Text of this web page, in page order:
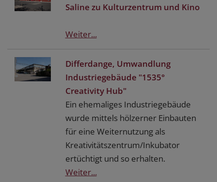
Saline zu Kulturzentrum und Kino
Weiter...
Differdange, Umwandlung
Industriegebäude "1535°
Creativity Hub"
Ein ehemaliges Industriegebäude
wurde mittels hölzerner Einbauten
für eine Weiternutzung als
Kreativitätszentrum/Inkubator
ertüchtigt und so erhalten.
Weiter...